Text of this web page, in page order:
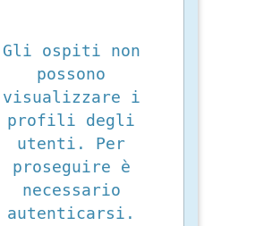
Gli ospiti non
possono
visualizzare i
profili degli
utenti. Per
proseguire è
necessario
autenticarsi.